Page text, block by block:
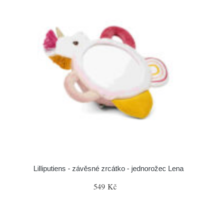
Lilliputiens - závěsné zrcátko - jednorožec Lena
549 Kč